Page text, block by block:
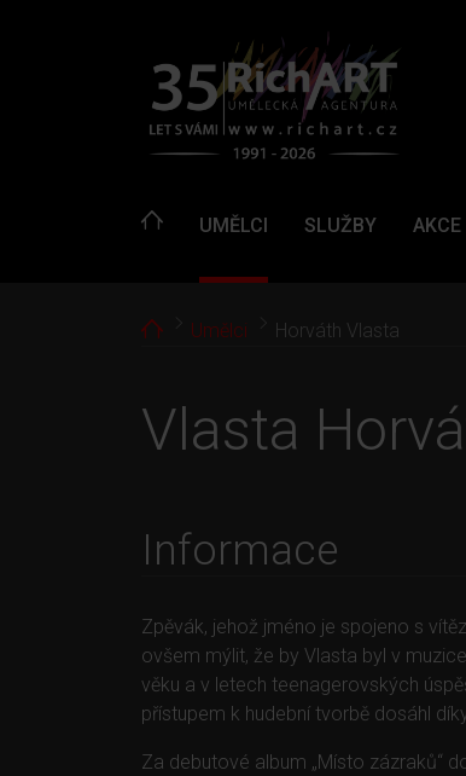
UMĚLCI SLUŽBY AKCE
HomeUmělci Horváth Vlasta
Vlasta
Informace
Zpěvák, jehož jméno je spojeno s
ovšem mýlit, že by Vlasta byl v
věku a v letech teenagerovských
přístupem k hudební tvorbě dosáhl
Za debutové album „Místo zázraků“